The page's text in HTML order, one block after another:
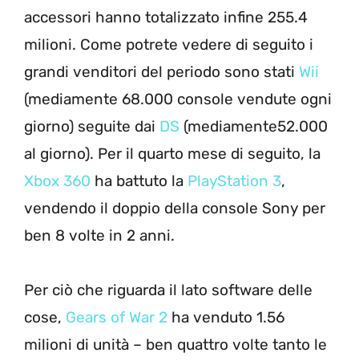
accessori hanno totalizzato infine 255.4
milioni. Come potrete vedere di seguito i
grandi venditori del periodo sono stati Wii
(mediamente 68.000 console vendute ogni
giorno) seguite dai DS (mediamente52.000
al giorno). Per il quarto mese di seguito, la
Xbox 360 ha battuto la PlayStation 3,
vendendo il doppio della console Sony per
ben 8 volte in 2 anni.
Per ciò che riguarda il lato software delle
cose, Gears of War 2 ha venduto 1.56
milioni di unità – ben quattro volte tanto le